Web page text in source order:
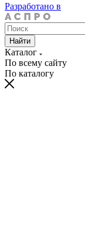
Разработано в
Найти
Каталог
По всему сайту
По каталогу